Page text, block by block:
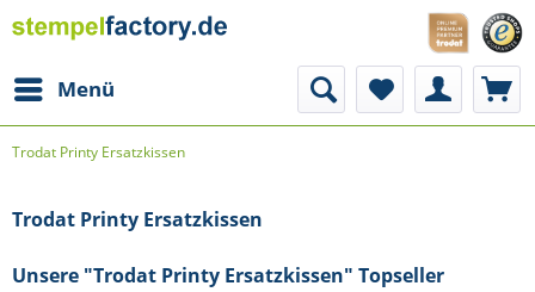
Menü
Trodat Printy Ersatzkissen
Trodat Printy Ersatzkissen
Unsere "Trodat Printy Ersatzkissen" Topseller